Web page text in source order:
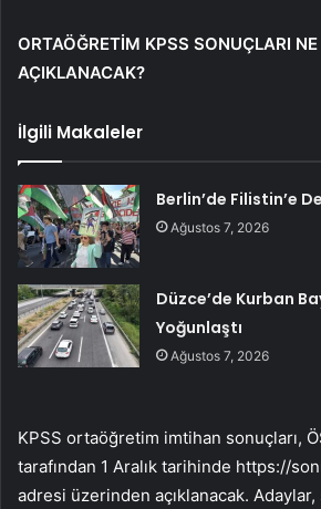
ORTAÖĞRETİM KPSS SONUÇLARI
AÇIKLANACAK?
İlgili Makaleler
Berlin’de Filistin’e
Ağustos 7, 2026
Düzce’de Kurban
Yoğunlaştı
Ağustos 7, 2026
KPSS ortaöğretim imtihan sonuçları,
tarafından 1 Aralık tarihinde https://
adresi üzerinden açıklanacak. Adaylar,